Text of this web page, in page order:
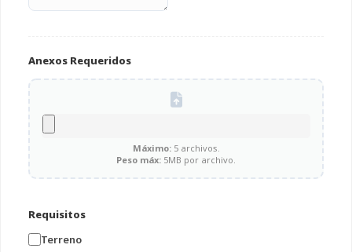
Anexos Requeridos
Máximo:5 archivos.
Peso máx: 5MB por archivo.
Requisitos
Terreno